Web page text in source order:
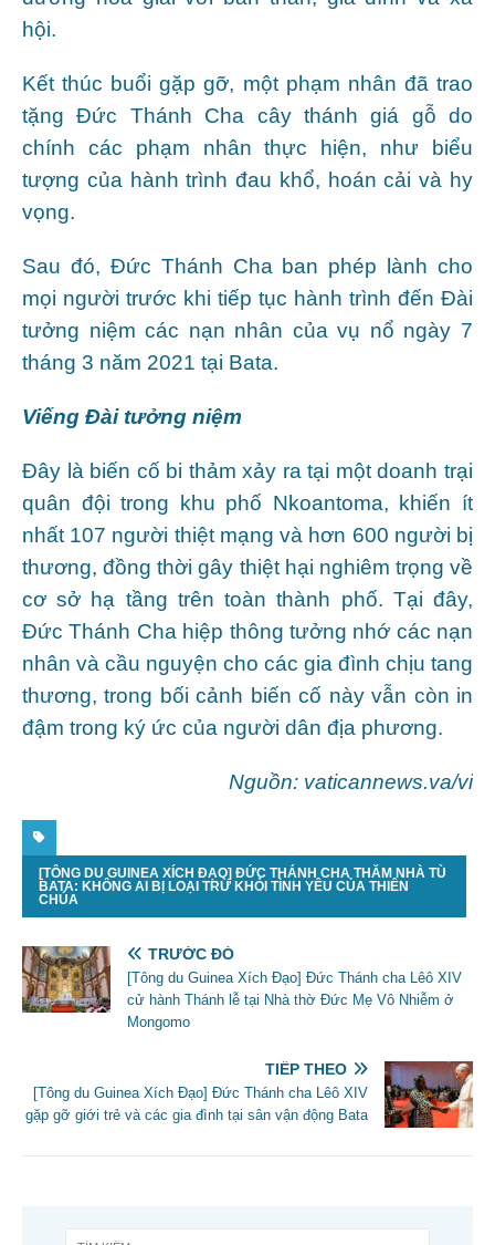
hội.
Kết thúc buổi gặp gỡ, một phạm nhân đã trao
tặng Đức Thánh Cha cây thánh giá gỗ do
chính các phạm nhân thực hiện, như biểu
tượng của hành trình đau khổ, hoán cải và hy
vọng.
Sau đó, Đức Thánh Cha ban phép lành cho
mọi người trước khi tiếp tục hành trình đến Đài
tưởng niệm các nạn nhân của vụ nổ ngày 7
tháng 3 năm 2021 tại Bata.
Viếng Đài tưởng niệm
Đây là biến cố bi thảm xảy ra tại một doanh trại
quân đội trong khu phố Nkoantoma, khiến ít
nhất 107 người thiệt mạng và hơn 600 người bị
thương, đồng thời gây thiệt hại nghiêm trọng về
cơ sở hạ tầng trên toàn thành phố. Tại đây,
Đức Thánh Cha hiệp thông tưởng nhớ các nạn
nhân và cầu nguyện cho các gia đình chịu tang
thương, trong bối cảnh biến cố này vẫn còn in
đậm trong ký ức của người dân địa phương.
Nguồn: vaticannews.va/vi
[TÔNG DU GUINEA XÍCH ĐẠO] ĐỨC THÁNH CHA THĂM NHÀ TÙ
BATA: KHÔNG AI BỊ LOẠI TRỪ KHỎI TÌNH YÊU CỦA THIÊN
CHÚA
TRƯỚC ĐÓ
[Tông du Guinea Xích Đạo] Đức Thánh cha Lêô XIV
cử hành Thánh lễ tại Nhà thờ Đức Mẹ Vô Nhiễm ở
Mongomo
TIẾP THEO
[Tông du Guinea Xích Đạo] Đức Thánh cha Lêô XIV
gặp gỡ giới trẻ và các gia đình tại sân vận động Bata